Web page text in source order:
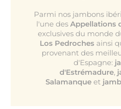
Parmi nos jambons
l'une desAppellations
exclusives du monde
Los Pedroches ainsi
provenant des
d'Espagne:
d'Estrémadure,
Salamanqueet